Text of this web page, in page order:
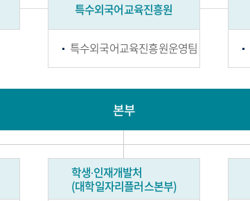
특수외국어교육진흥원
특수외국어교육진흥원운영팀
본부
학생∙인재개발처
(대학일자리플러스본부)